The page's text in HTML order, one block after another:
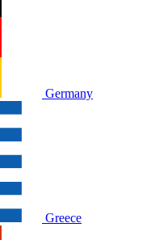
Germany
Greece